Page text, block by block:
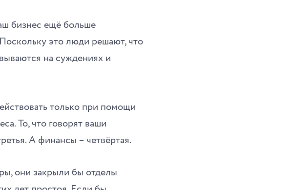
бизнес ещё больше
это люди решают, что
на суждениях и
только при помощи
То, что говорят ваши
А финансы – четвёртая.
они закрыли бы отделы